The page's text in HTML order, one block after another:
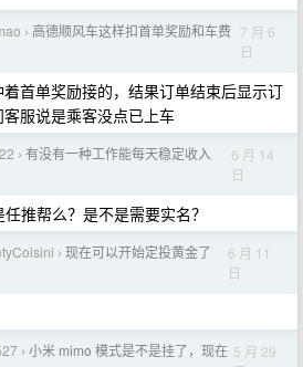
› 高德顺风车这样扣首单奖励和车费 7 月 6
日
首单奖励接的，结果订单结束后显示订
服说是乘客没点已上车
› 有没有一种工作能每天稳定收入
6 月 14
日
推帮么？是不是需要实名？
› 现在可以开始定投黄金了
6 月 11
日
› 小米 mimo 模式是不是挂了，现在 5 月 29